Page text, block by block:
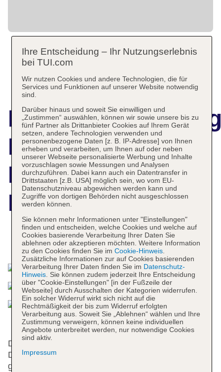
Hôtel Barrière
L'Hermitage La
Baule
Das bietet Ihre Unterkunft
Das Hotel mit 2 Aufzügen verfügt über 207 Zimmer.
Das freundliche Personal an der Rezeption ist
gerne bei allen Fragen behilflich. Eine
Ihre Entscheidung – Ihr Nutzungserlebnis
bei TUI.com
Wir nutzen Cookies und andere Technologien, die für
Services und Funktionen auf unserer Website notwendig
sind.
Darüber hinaus und soweit Sie einwilligen und
„Zustimmen“ auswählen, können wir sowie unsere bis zu
fünf Partner als Drittanbieter Cookies auf Ihrem Gerät
setzen, andere Technologien verwenden und
personenbezogene Daten [z. B. IP-Adresse] von Ihnen
erheben und verarbeiten, um Ihnen auf oder neben
unserer Webseite personalisierte Werbung und Inhalte
vorzuschlagen sowie Messungen und Analysen
durchzuführen. Dabei kann auch ein Datentransfer in
Drittstaaten [z.B. USA] möglich sein, wo vom EU-
Datenschutzniveau abgewichen werden kann und
Zugriffe von dortigen Behörden nicht ausgeschlossen
werden können.
Sie können mehr Informationen unter "Einstellungen"
finden und entscheiden, welche Cookies und welche auf
Cookies basierende Verarbeitung Ihrer Daten Sie
ablehnen oder akzeptieren möchten. Weitere Information
zu den Cookies finden Sie im Cookie-Hinweis.
Zusätzliche Informationen zur auf Cookies basierenden
Verarbeitung Ihrer Daten finden Sie im Datenschutz-
Hinweis. Sie können zudem jederzeit Ihre Entscheidung
über "Cookie-Einstellungen" [in der Fußzeile der
Webseite] durch Ausschalten der Kategorien widerrufen.
Ein solcher Widerruf wirkt sich nicht auf die
Rechtmäßigkeit der bis zum Widerruf erfolgten
Verarbeitung aus. Soweit Sie „Ablehnen“ wählen und Ihre
Zustimmung verweigern, können keine individuellen
Angebote unterbreitet werden, nur notwendige Cookies
sind aktiv.
Impressum